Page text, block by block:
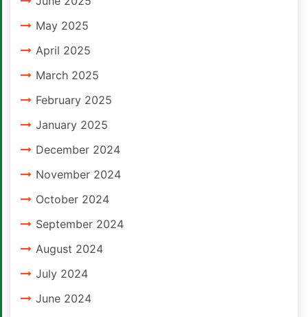
May 2025
April 2025
March 2025
February 2025
January 2025
December 2024
November 2024
October 2024
September 2024
August 2024
July 2024
June 2024